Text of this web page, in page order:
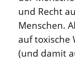
und Recht
Menschen.
auf toxische
(und damit